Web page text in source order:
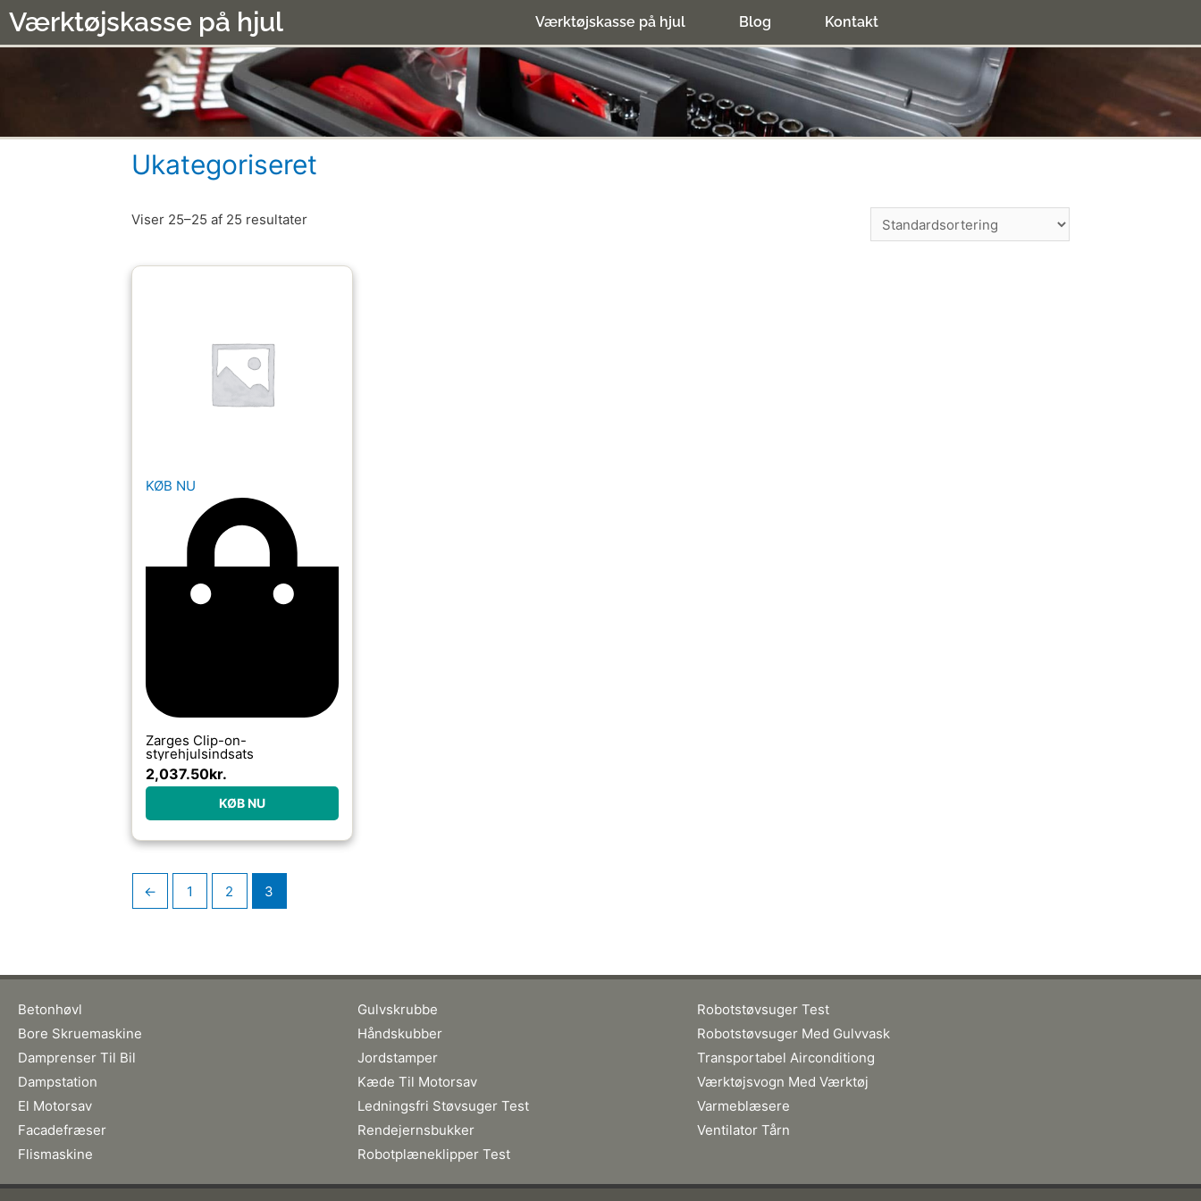
Værktøjskasse på hjul Værktøjskasse på hjul Blog Kontakt
Ukategoriseret
Viser 25–25 af 25 resultater
KØB NU
Zarges Clip-on-
styrehjulsindsats
2,037.50kr.
KØB NU
← 1 2 3
Betonhøvl
Bore Skruemaskine
Damprenser Til Bil
Dampstation
El Motorsav
Facadefræser
Flismaskine
Gulvskrubbe
Håndskubber
Jordstamper
Kæde Til Motorsav
Ledningsfri Støvsuger Test
Rendejernsbukker
Robotplæneklipper Test
Robotstøvsuger Test
Robotstøvsuger Med Gulvvask
Transportabel Airconditiong
Værktøjsvogn Med Værktøj
Varmeblæsere
Ventilator Tårn